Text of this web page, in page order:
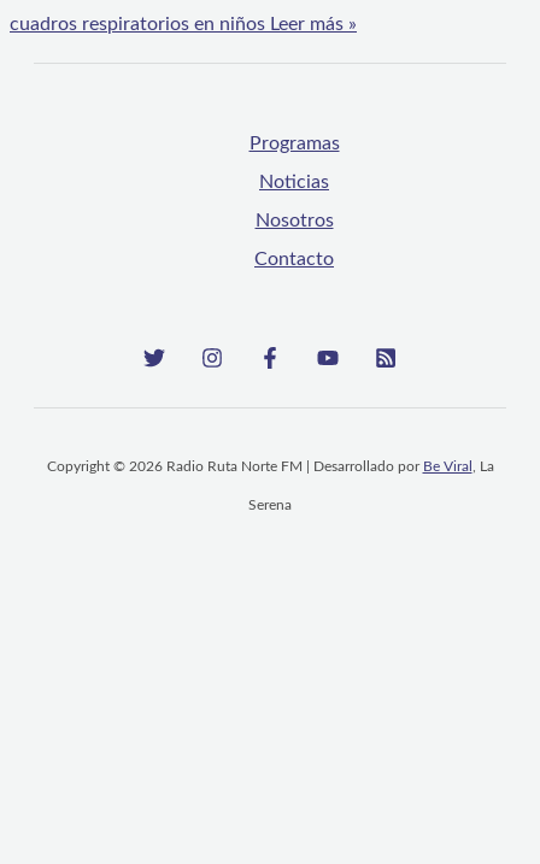
cuadros respiratorios en niños Leer más »
Programas
Noticias
Nosotros
Contacto
Copyright © 2026 Radio Ruta Norte FM | Desarrollado por Be Viral , La
Serena